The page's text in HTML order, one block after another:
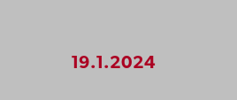
19.1.2024